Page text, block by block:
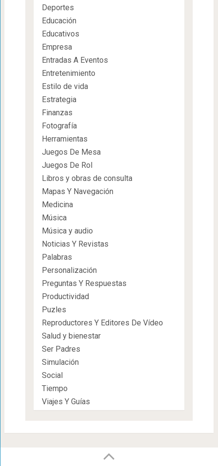
Deportes
Educación
Educativos
Empresa
Entradas A Eventos
Entretenimiento
Estilo de vida
Estrategia
Finanzas
Fotografía
Herramientas
Juegos De Mesa
Juegos De Rol
Libros y obras de consulta
Mapas Y Navegación
Medicina
Música
Música y audio
Noticias Y Revistas
Palabras
Personalización
Preguntas Y Respuestas
Productividad
Puzles
Reproductores Y Editores De Vídeo
Salud y bienestar
Ser Padres
Simulación
Social
Tiempo
Viajes Y Guías